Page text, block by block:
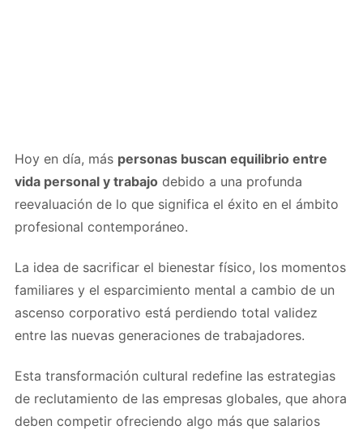
Hoy en día, más personas buscan equilibrio entre
vida personal y trabajo debido a una profunda
reevaluación de lo que significa el éxito en el ámbito
profesional contemporáneo.
La idea de sacrificar el bienestar físico, los momentos
familiares y el esparcimiento mental a cambio de un
ascenso corporativo está perdiendo total validez
entre las nuevas generaciones de trabajadores.
Esta transformación cultural redefine las estrategias
de reclutamiento de las empresas globales, que ahora
deben competir ofreciendo algo más que salarios